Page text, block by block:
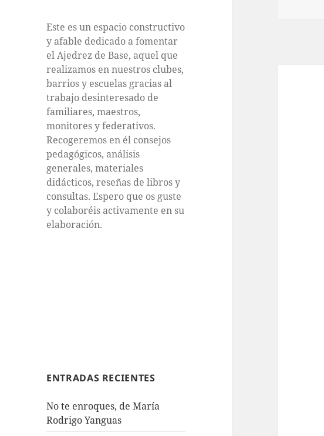
Este es un espacio constructivo
y afable dedicado a fomentar
el Ajedrez de Base, aquel que
realizamos en nuestros clubes,
barrios y escuelas gracias al
trabajo desinteresado de
familiares, maestros,
monitores y federativos.
Recogeremos en él consejos
pedagógicos, análisis
generales, materiales
didácticos, reseñas de libros y
consultas. Espero que os guste
y colaboréis activamente en su
elaboración.
ENTRADAS RECIENTES
No te enroques, de María
Rodrigo Yanguas